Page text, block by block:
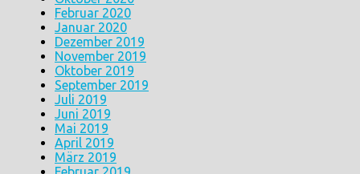
Februar 2020
Januar 2020
Dezember 2019
November 2019
Oktober 2019
September 2019
Juli 2019
Juni 2019
Mai 2019
April 2019
März 2019